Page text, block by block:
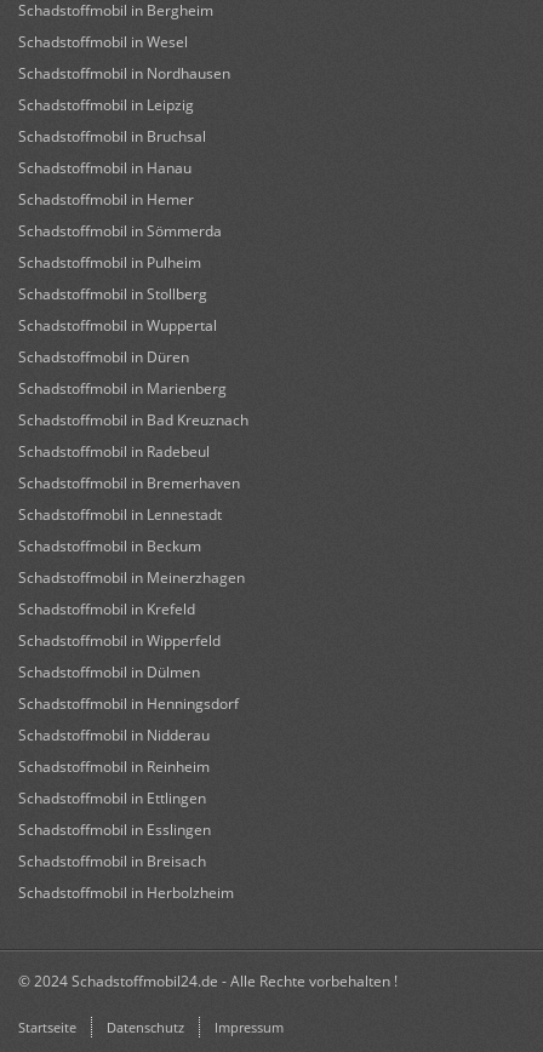
Schadstoffmobil in Bergheim
Schadstoffmobil in Wesel
Schadstoffmobil in Nordhausen
Schadstoffmobil in Leipzig
Schadstoffmobil in Bruchsal
Schadstoffmobil in Hanau
Schadstoffmobil in Hemer
Schadstoffmobil in Sömmerda
Schadstoffmobil in Pulheim
Schadstoffmobil in Stollberg
Schadstoffmobil in Wuppertal
Schadstoffmobil in Düren
Schadstoffmobil in Marienberg
Schadstoffmobil in Bad Kreuznach
Schadstoffmobil in Radebeul
Schadstoffmobil in Bremerhaven
Schadstoffmobil in Lennestadt
Schadstoffmobil in Beckum
Schadstoffmobil in Meinerzhagen
Schadstoffmobil in Krefeld
Schadstoffmobil in Wipperfeld
Schadstoffmobil in Dülmen
Schadstoffmobil in Henningsdorf
Schadstoffmobil in Nidderau
Schadstoffmobil in Reinheim
Schadstoffmobil in Ettlingen
Schadstoffmobil in Esslingen
Schadstoffmobil in Breisach
Schadstoffmobil in Herbolzheim
© 2024 Schadstoffmobil24.de - Alle Rechte vorbehalten !
Startseite Datenschutz Impressum